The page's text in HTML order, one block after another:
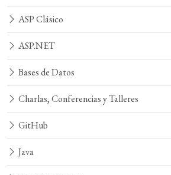
ASP Clásico
ASP.NET
Bases de Datos
Charlas, Conferencias y Talleres
GitHub
Java